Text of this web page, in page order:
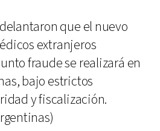
que el nuevo
extranjeros
fraude se realizará en
bajo estrictos
y fiscalización.